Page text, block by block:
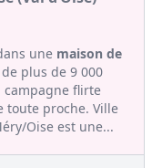
une maison de
plus de 9 000
campagne flirte
toute proche. Ville
Oise est une...